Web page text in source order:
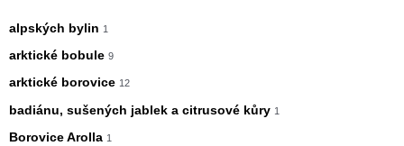
alpských bylin 1
arktické bobule 9
arktické borovice 12
badiánu, sušených jablek a citrusové kůry 1
Borovice Arolla 1